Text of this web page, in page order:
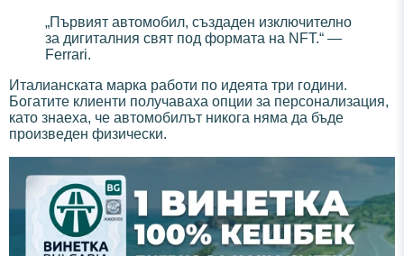
„Първият автомобил, създаден изключително
за дигиталния свят под формата на NFT.“ —
Ferrari.
Италианската марка работи по идеята три години.
Богатите клиенти получаваха опции за персонализация,
като знаеха, че автомобилът никога няма да бъде
произведен физически.